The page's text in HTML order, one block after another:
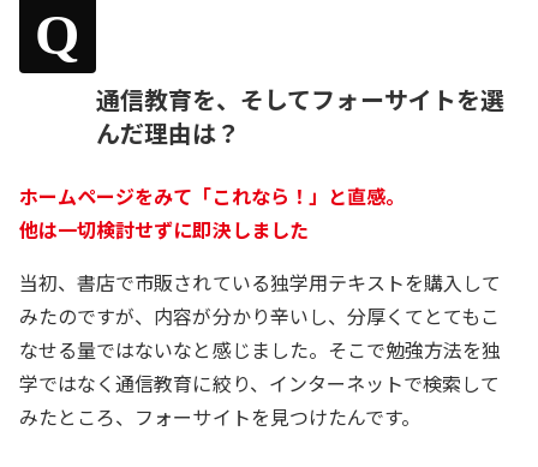
Q
通信教育を、そしてフォーサイトを選
んだ理由は？
ホームページをみて「これなら！」と直感。
他は一切検討せずに即決しました
当初、書店で市販されている独学用テキストを購入して
みたのですが、内容が分かり辛いし、分厚くてとてもこ
なせる量ではないなと感じました。そこで勉強方法を独
学ではなく通信教育に絞り、インターネットで検索して
みたところ、フォーサイトを見つけたんです。